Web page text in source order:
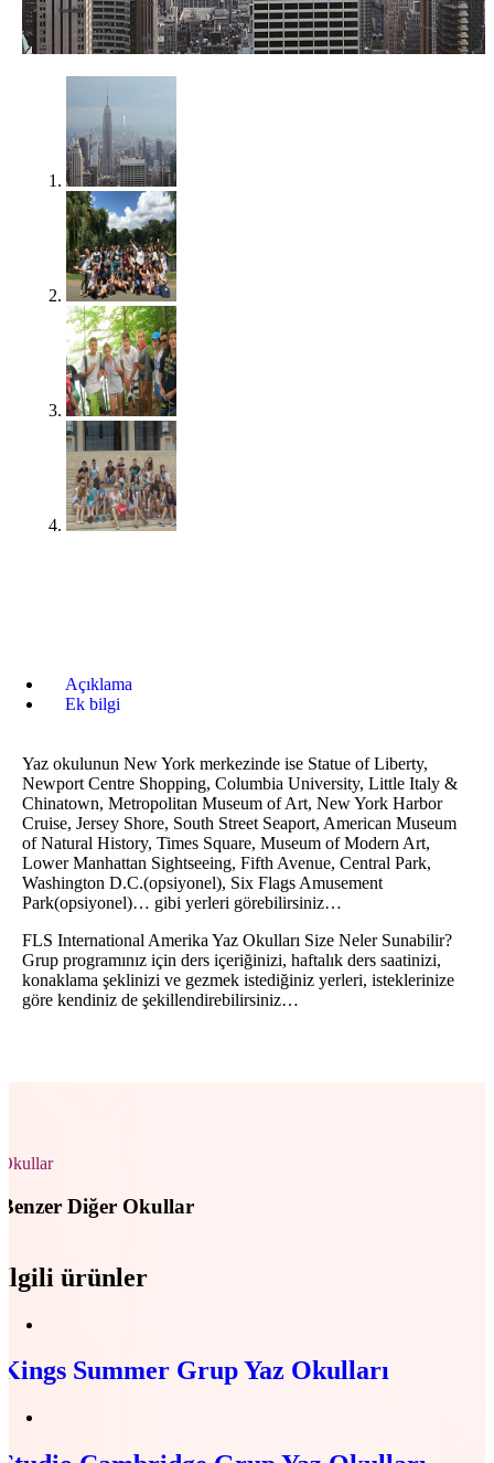
Açıklama
Ek bilgi
Yaz okulunun New York merkezinde ise Statue of Liberty,
Newport Centre Shopping, Columbia University, Little Italy &
Chinatown, Metropolitan Museum of Art, New York Harbor
Cruise, Jersey Shore, South Street Seaport, American Museum
of Natural History, Times Square, Museum of Modern Art,
Lower Manhattan Sightseeing, Fifth Avenue, Central Park,
Washington D.C.(opsiyonel), Six Flags Amusement
Park(opsiyonel)… gibi yerleri görebilirsiniz…
FLS International Amerika Yaz Okulları Size Neler Sunabilir?
Grup programınız için ders içeriğinizi, haftalık ders saatinizi,
konaklama şeklinizi ve gezmek istediğiniz yerleri, isteklerinize
göre kendiniz de şekillendirebilirsiniz…
Okullar
Benzer Diğer Okullar
İlgili ürünler
Kings Summer Grup Yaz Okulları